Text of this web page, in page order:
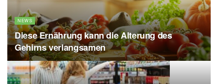
NEWS
Diese Ernährung kann die Alterung des
Gehirns verlangsamen